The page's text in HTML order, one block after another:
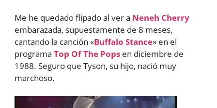
Me he quedado flipado al ver a Neneh Cherry
embarazada, supuestamente de 8 meses,
cantando la canción «Buffalo Stance» en el
programa Top Of The Pops en diciembre de
1988. Seguro que Tyson, su hijo, nació muy
marchoso.